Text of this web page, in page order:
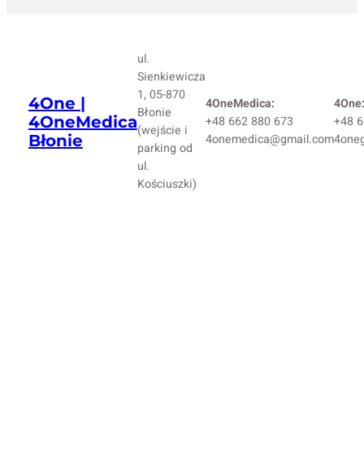
4One |
4OneMedica
Błonie
ul.
Sienkiewicza
1, 05-870
Błonie
(wejście i
parking od
ul.
Kościuszki)
4OneMedica:
+48 662 880 673
4onemedica@gmail.com
4One:
+48